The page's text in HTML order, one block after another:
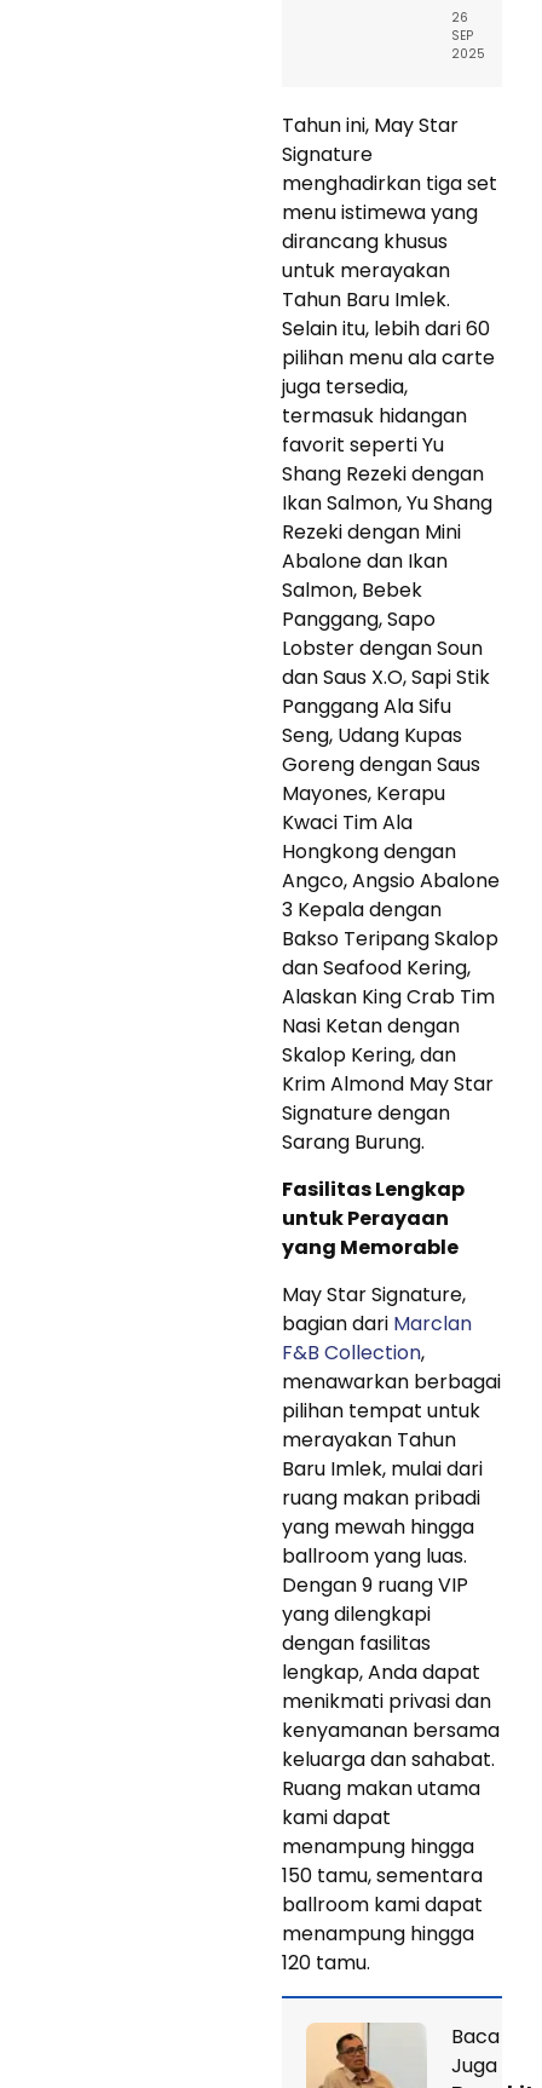
26
SEP
2025
Tahun ini, May Star
Signature
menghadirkan tiga set
menu istimewa yang
dirancang khusus
untuk merayakan
Tahun Baru Imlek.
Selain itu, lebih dari 60
pilihan menu ala carte
juga tersedia,
termasuk hidangan
favorit seperti Yu
Shang Rezeki dengan
Ikan Salmon, Yu Shang
Rezeki dengan Mini
Abalone dan Ikan
Salmon, Bebek
Panggang, Sapo
Lobster dengan Soun
dan Saus X.O, Sapi Stik
Panggang Ala Sifu
Seng, Udang Kupas
Goreng dengan Saus
Mayones, Kerapu
Kwaci Tim Ala
Hongkong dengan
Angco, Angsio Abalone
3 Kepala dengan
Bakso Teripang Skalop
dan Seafood Kering,
Alaskan King Crab Tim
Nasi Ketan dengan
Skalop Kering, dan
Krim Almond May Star
Signature dengan
Sarang Burung.
Fasilitas Lengkap
untuk Perayaan
yang Memorable
May Star Signature,
bagian dari Marclan
F&B Collection,
menawarkan berbagai
pilihan tempat untuk
merayakan Tahun
Baru Imlek, mulai dari
ruang makan pribadi
yang mewah hingga
ballroom yang luas.
Dengan 9 ruang VIP
yang dilengkapi
dengan fasilitas
lengkap, Anda dapat
menikmati privasi dan
kenyamanan bersama
keluarga dan sahabat.
Ruang makan utama
kami dapat
menampung hingga
150 tamu, sementara
ballroom kami dapat
menampung hingga
120 tamu.
Baca
Juga